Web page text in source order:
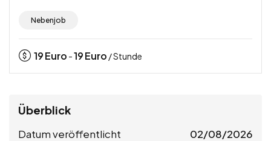
Nebenjob
19Euro -19Euro / Stunde
Überblick
Datum veröffentlicht 02/08/2026